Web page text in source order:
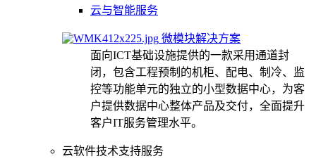
云与智能服务
微模块解决方案
面向ICT基础设施提供的一款采用通道封
闭，包含工程预制的机柜、配电、制冷、监
控等功能单元的独立的小型数据中心，为客
户提供数据中心整体产品及交付，全面提升
客户IT服务管理水平。
云软件技术支持服务